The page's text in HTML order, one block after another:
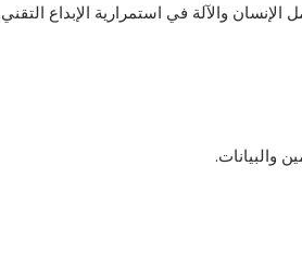
والآلة في استمرارية الإبداع
والبيانات.